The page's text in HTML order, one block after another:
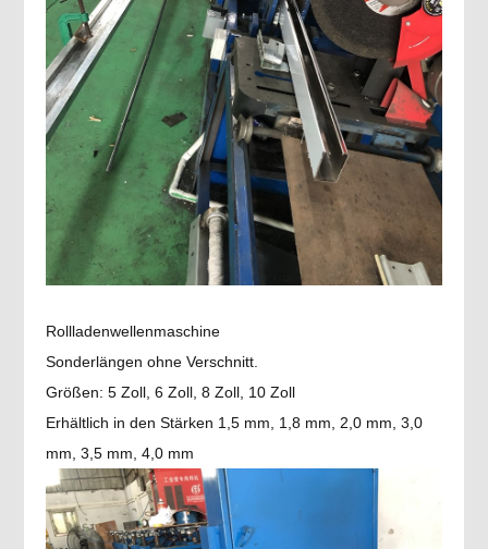
Rollladenwellenmaschine
Sonderlängen ohne Verschnitt.
Größen: 5 Zoll, 6 Zoll, 8 Zoll, 10 Zoll
Erhältlich in den Stärken 1,5 mm, 1,8 mm, 2,0 mm, 3,0
mm, 3,5 mm, 4,0 mm